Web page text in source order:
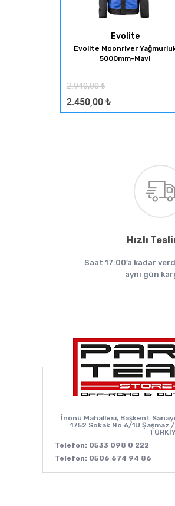
Evolite
Evolite Moonriver
5000mm-Mavi
2.940,00₺
2.450,00 ₺
Hızlı
Saat 17:00’a kadar
aynı gün
İnönü Mahallesi, Başkent
1752 Sokak No:6/1U Şaşmaz
Telefon: 0533 098 0 222
Telefon: 0506 674 94 86